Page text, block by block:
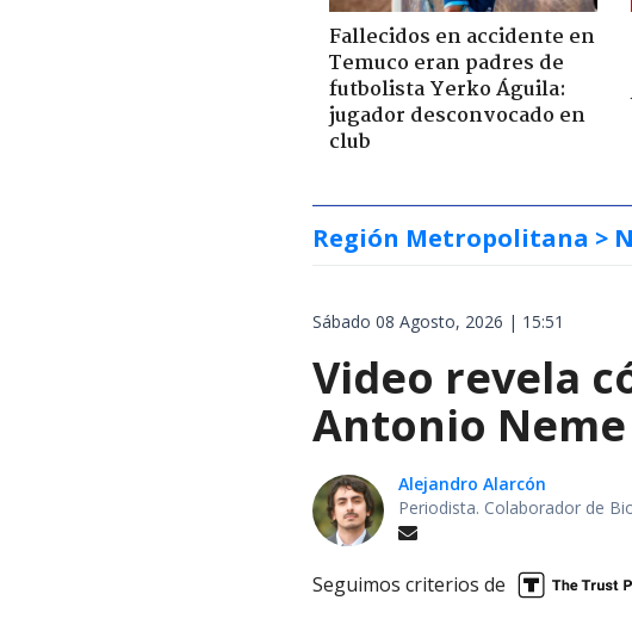
Fallecidos en accidente en
Temuco eran padres de
futbolista Yerko Águila:
jugador desconvocado en
club
Región Metropolitana >
Sábado 08 Agosto, 2026 | 15:51
Video revela
Antonio
Alejandro Alarcón
Periodista. Colaborador de
Seguimos criterios de